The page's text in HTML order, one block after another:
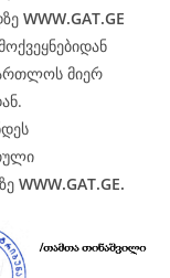
WWW.GAT.GE
მიერ
WWW.GAT.GE.